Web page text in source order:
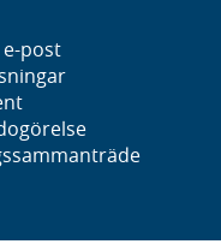
post